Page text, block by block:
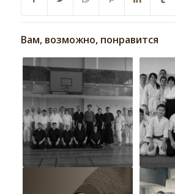
Вам, возможно, понравится